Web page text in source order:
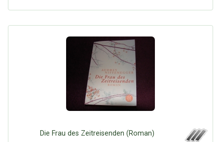
Die Frau des Zeitreisenden (Roman)